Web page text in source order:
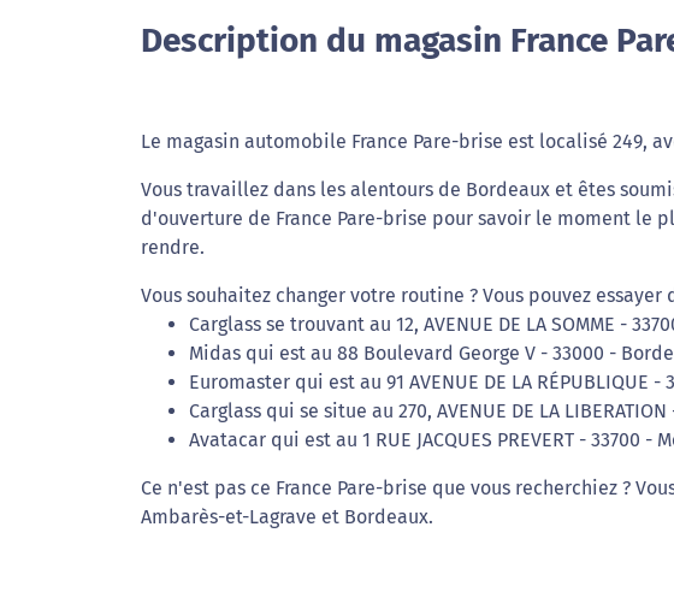
Description du magasin France
Le magasin automobile France Pare-brise est localisé 249,
Vous travaillez dans les alentours de Bordeaux et êtes
d'ouverture de France Pare-brise pour savoir le moment le
rendre.
Vous souhaitez changer votre routine ? Vous pouvez essayer
Carglass se trouvant au 12, AVENUE DE LA SOMME -
Midas qui est au 88 Boulevard George V - 33000 -
Euromaster qui est au 91 AVENUE DE LA RÉPUBLIQUE
Carglass qui se situe au 270, AVENUE DE LA
Avatacar qui est au 1 RUE JACQUES PREVERT - 33700 -
Ce n'est pas ce France Pare-brise que vous recherchiez ?
Ambarès-et-Lagrave et Bordeaux.